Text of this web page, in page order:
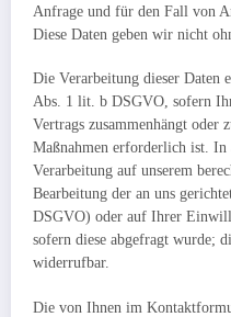
Anfrage und für den Fall von
Diese Daten geben wir nicht
Die Verarbeitung dieser
Abs. 1 lit. b DSGVO, sofern
Vertrags zusammenhängt
Maßnahmen erforderlich ist.
Verarbeitung auf unserem
Bearbeitung der an uns
DSGVO) oder auf Ihrer
sofern diese abgefragt wurde;
widerrufbar.
Die von Ihnen im